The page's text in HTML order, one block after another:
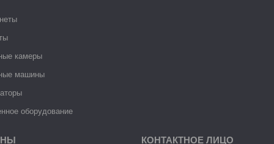
камеры
машины
оборудование